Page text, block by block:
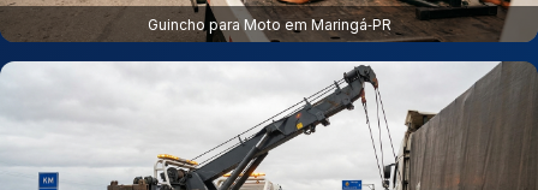
Guincho para Moto em Maringá‑PR